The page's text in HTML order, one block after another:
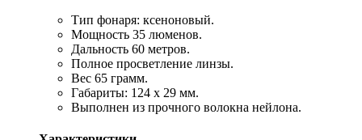
Тип фонаря: ксеноновый.
Мощность 35 люменов.
Дальность 60 метров.
Полное просветление линзы.
Вес 65 грамм.
Габариты: 124 х 29 мм.
Выполнен из прочного волокна нейлона.